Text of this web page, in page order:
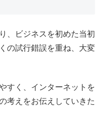
、ビジネスを初めた当初
の試行錯誤を重ね、大変
すく、インターネットを
考えをお伝えしていきた